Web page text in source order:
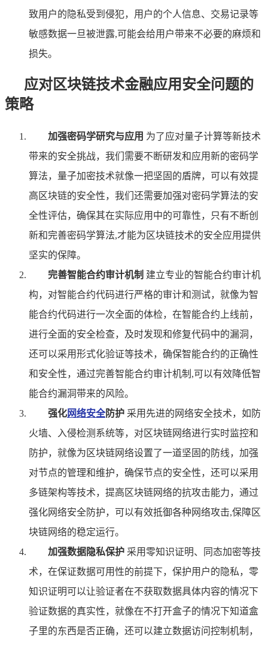
致用户的隐私受到侵犯，用户的个人信息、交易记录等
敏感数据一旦被泄露,可能会给用户带来不必要的麻烦和
损失。
应对区块链技术金融应用安全问题的
策略
加强密码学研究与应用 为了应对量子计算等新技术
带来的安全挑战，我们需要不断研发和应用新的密码学
算法，量子加密技术就像一把坚固的盾牌，可以有效提
高区块链的安全性，我们还需要加强对密码学算法的安
全性评估，确保其在实际应用中的可靠性，只有不断创
新和完善密码学算法,才能为区块链技术的安全应用提供
坚实的保障。
完善智能合约审计机制 建立专业的智能合约审计机
构，对智能合约代码进行严格的审计和测试，就像为智
能合约代码进行一次全面的体检，在智能合约上线前，
进行全面的安全检查，及时发现和修复代码中的漏洞，
还可以采用形式化验证等技术，确保智能合约的正确性
和安全性，通过完善智能合约审计机制,可以有效降低智
能合约漏洞带来的风险。
强化网络安全防护 采用先进的网络安全技术，如防
火墙、入侵检测系统等，对区块链网络进行实时监控和
防护，就像为区块链网络设置了一道坚固的防线，加强
对节点的管理和维护，确保节点的安全性，还可以采用
多链架构等技术，提高区块链网络的抗攻击能力，通过
强化网络安全防护，可以有效抵御各种网络攻击,保障区
块链网络的稳定运行。
加强数据隐私保护 采用零知识证明、同态加密等技
术，在保证数据可用性的前提下，保护用户的隐私，零
知识证明可以让验证者在不获取数据具体内容的情况下
验证数据的真实性，就像在不打开盒子的情况下知道盒
子里的东西是否正确，还可以建立数据访问控制机制，